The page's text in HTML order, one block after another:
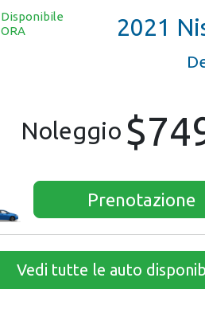
Disponibile
ORA
2021 Nissan
Noleggio
Prenotazione
Vedi tutte le auto